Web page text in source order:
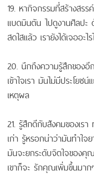
19. หากิจกรรมที่สร้างสร
แบดมินตัน ไปดูงานศิลปะ
สดใสแล้ว เรายังได้เจออะ
20. นึกถึงความรู้สึกของอี
เข้าใจเรา มันไม่มีประโยช
เหตุผล
21. รู้สึกดีกับสังคมของเร
เก่า รู้หรอกน่าว่ามันทำใจ
มันจะยกระดับจิตใจของคุ
เขาก็จะ รักคุณเพิ่มขึ้นมา